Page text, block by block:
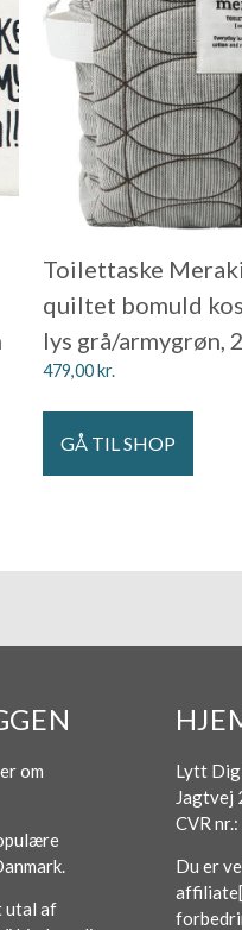
Toilettaske
quiltet bomuld
lys grå/armygrøn,
479,00kr.
GÅ TIL SHOP
om
utal af
Lytt
Jagtvej
CVR
Du er